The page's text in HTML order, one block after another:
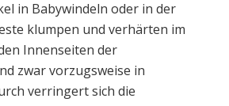
in Babywindeln oder in der
klumpen und verhärten im
Innenseiten der
zwar vorzugsweise in
verringert sich die